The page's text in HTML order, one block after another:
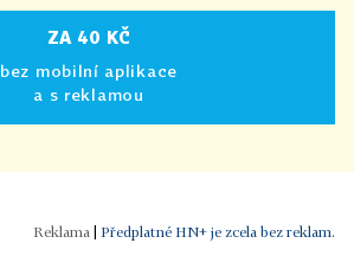
ZA 40 KČ
bez mobilní aplikace
a s reklamou
| Předplatné HN+ je zcela bez reklam.